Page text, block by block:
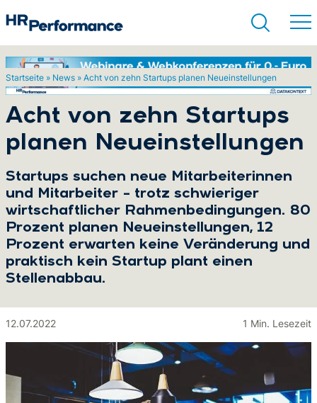
Startseite » News » Acht von zehn Startups planen Neueinstellungen
Acht von zehn Startups
planen Neueinstellungen
Startups suchen neue Mitarbeiterinnen
und Mitarbeiter – trotz schwieriger
wirtschaftlicher Rahmenbedingungen. 80
Prozent planen Neueinstellungen, 12
Prozent erwarten keine Veränderung und
praktisch kein Startup plant einen
Stellenabbau.
12.07.2022 1 Min. Lesezeit